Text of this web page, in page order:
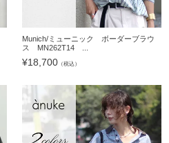
Munich/ミューニック ボーダーブラウ
ス MN262T14 ...
¥18,700 （税込）